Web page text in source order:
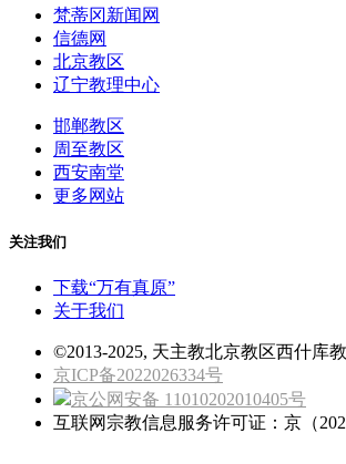
梵蒂冈新闻网
信德网
北京教区
辽宁教理中心
邯郸教区
周至教区
西安南堂
更多网站
关注我们
下载“万有真原”
关于我们
©2013-2025, 天主教北京教区西什库
京ICP备2022026334号
京公网安备 11010202010405号
互联网宗教信息服务许可证：京（